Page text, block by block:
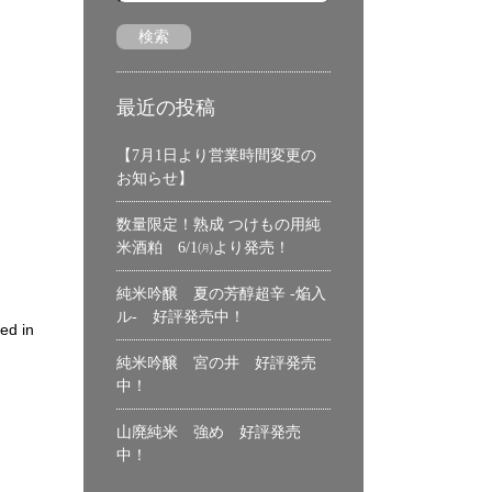
in
最近の投稿
【7月1日より営業時間変更の
お知らせ】
数量限定！熟成 つけもの用純
米酒粕 6/1㈪より発売！
純米吟醸 夏の芳醇超辛 -焔入
ル- 好評発売中！
純米吟醸 宮の井 好評発売
中！
山廃純米 強め 好評発売
中！